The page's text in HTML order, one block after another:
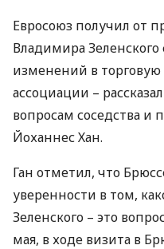
Евросоюз получил от
Владимира
изменений в торговую
ассоциации –
вопросам соседства и
Йоханнес Хан.
Ган отметил, что
уверенности в том,
Зеленского – это
мая, в ходе визита в